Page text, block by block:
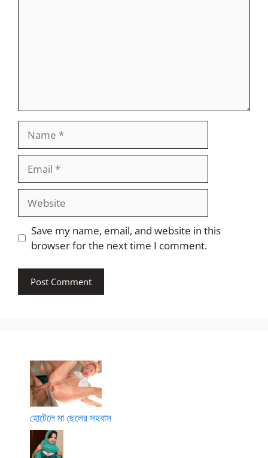
Website
Save my name, email, and website in this
browser for the next time I comment.
হোটেলে মা ছেলের সহবাস